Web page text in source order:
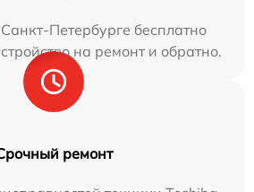
Петербурге бесплатно
на ремонт и обратно.
ремонт